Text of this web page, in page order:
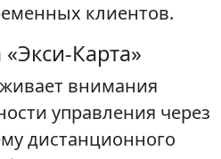
клиентов.
Карта»
внимания
управления через
дистанционного